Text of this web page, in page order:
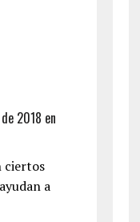
2018 en
ciertos
a